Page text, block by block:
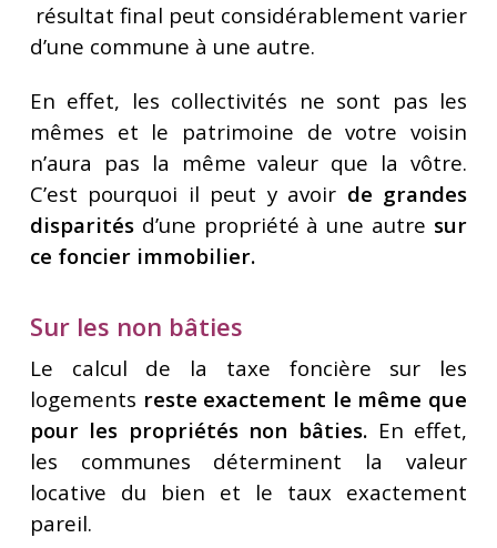
résultat final peut considérablement varier
d’une commune à une autre.
En effet, les collectivités ne sont pas les
mêmes et le patrimoine de votre voisin
n’aura pas la même valeur que la vôtre.
C’est pourquoi il peut y avoir de grandes
disparitésd’une propriété à une autre sur
ce foncier immobilier.
Sur les non bâties
Le calcul de la taxe foncière sur les
logements reste exactement le même que
pour les propriétés non bâties. En effet,
les communes déterminent la valeur
locative du bien et le taux exactement
pareil.